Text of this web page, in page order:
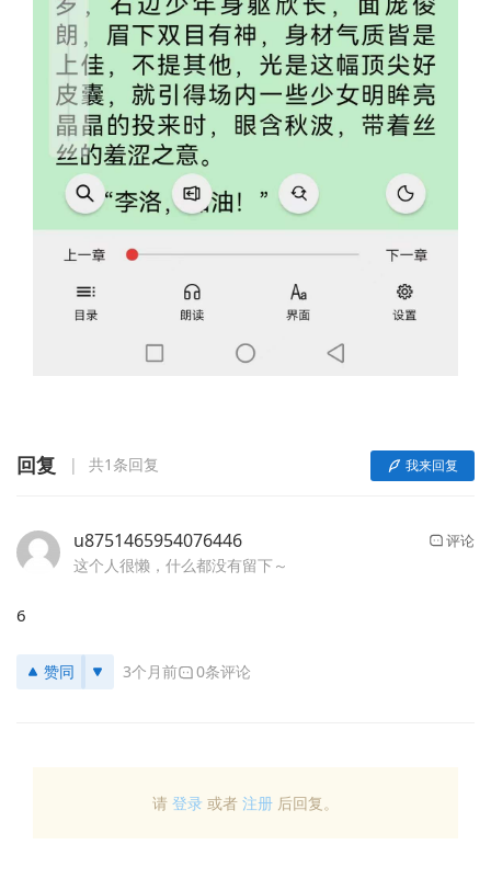
回复 共1条回复 我来回复
u8751465954076446
这个人很懒，什么都没有留下～
评论
6
赞同 3个月前 0条评论
请 登录 或者 注册 后回复。